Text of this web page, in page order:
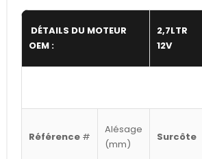
DÉTAILS DU MOTEUR
OEM :
2,7LTR
12V
Référence #
Alésage
(mm)
Surcôte